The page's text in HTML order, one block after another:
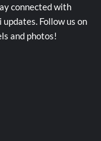
connected with
Follow us on
and photos!